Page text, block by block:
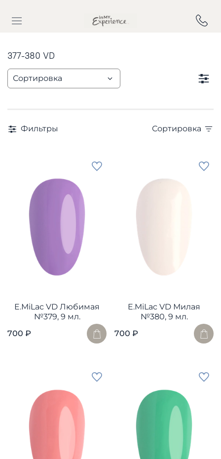
377-380 VD
Фильтры Сортировка
E.MiLac VD Любимая
№379, 9 мл.
700 ₽
E.MiLac VD Милая
№380, 9 мл.
700 ₽